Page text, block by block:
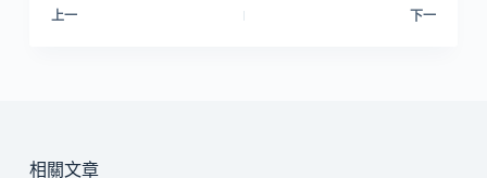
上一 下一
相關文章